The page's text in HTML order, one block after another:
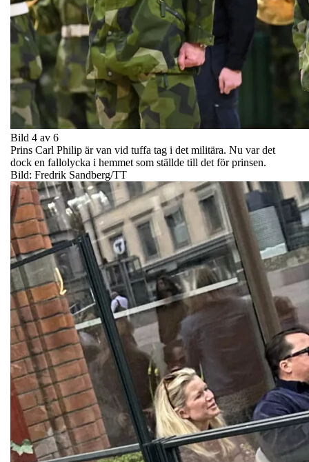
Bild 4 av 6
Prins Carl Philip är van vid tuffa tag i det militära. Nu var det
dock en fallolycka i hemmet som ställde till det för prinsen.
Bild: Fredrik Sandberg/TT